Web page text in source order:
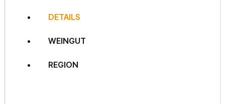
DETAILS
WEINGUT
REGION